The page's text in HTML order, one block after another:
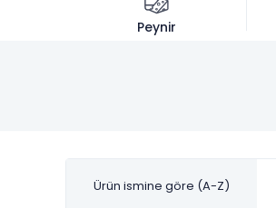
Peynir
Ürün ismine göre (A-Z)